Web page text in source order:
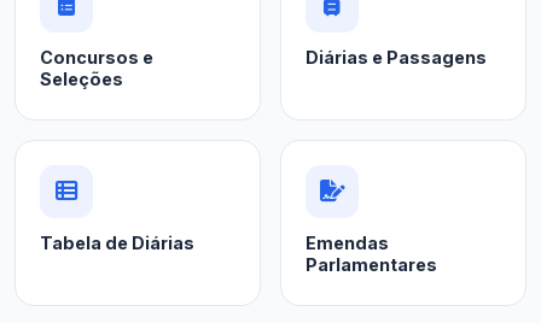
Concursos e
Seleções
Diárias e Passagens
Tabela de Diárias
Emendas
Parlamentares